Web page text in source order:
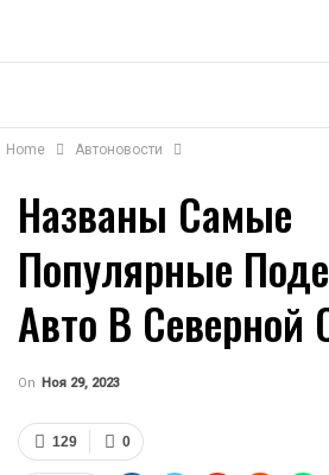
Home Автоновости
Названы Самые
Популярные
Авто В Северной
On Ноя 29, 2023
0
129